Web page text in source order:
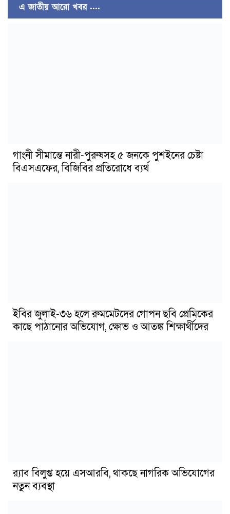
এ জাতীয় আরো খবর ....
গাংনী সীমান্তে নারী-পুরুষসহ ৫ জনকে পুশইনের চেষ্টা
বিএসএফের, বিজিবির প্রতিরোধে ব্যর্থ
ইবির জুলাই-৩৬ হলে রুমমেটদের গোপন ছবি প্রেমিকের
কাছে পাঠানোর অভিযোগ, ক্ষোভ ও আতঙ্ক শিক্ষার্থীদের
র‍্যাব বিলুপ্ত হয়ে এসআরবি, থাকছে নাগরিক অভিযোগের
নতুন ব্যবস্থা